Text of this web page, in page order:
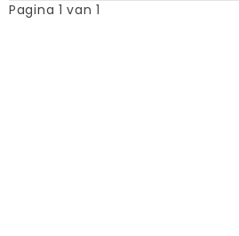
Pagina 1 van 1